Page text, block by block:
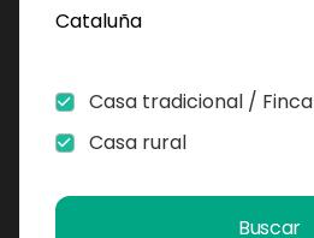
Casa tradicional / Finca
Casa rural
Buscar